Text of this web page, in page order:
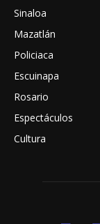
Sinaloa
Mazatlán
Policiaca
Escuinapa
Rosario
Espectáculos
Cultura